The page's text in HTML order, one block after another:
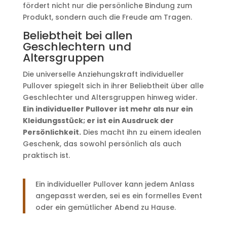
fördert nicht nur die persönliche Bindung zum
Produkt, sondern auch die Freude am Tragen.
Beliebtheit bei allen
Geschlechtern und
Altersgruppen
Die universelle Anziehungskraft individueller
Pullover spiegelt sich in ihrer Beliebtheit über alle
Geschlechter und Altersgruppen hinweg wider.
Ein individueller Pullover ist mehr als nur ein
Kleidungsstück; er ist ein Ausdruck der
Persönlichkeit.Dies macht ihn zu einem idealen
Geschenk, das sowohl persönlich als auch
praktisch ist.
Ein individueller Pullover kann jedem Anlass
angepasst werden, sei es ein formelles Event
oder ein gemütlicher Abend zu Hause.